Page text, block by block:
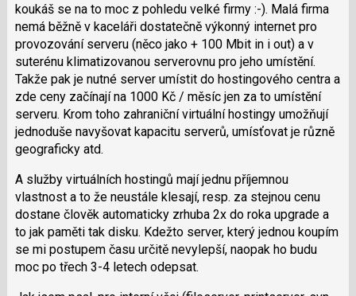
pro
následující
a
P
pro
předchozí
nový
názor
koukáš se na to moc z pohledu velké firmy :-). Malá firma
nemá běžně v kaceláři dostatečně výkonný internet pro
provozování serveru (něco jako + 100 Mbit in i out) a v
suterénu klimatizovanou serverovnu pro jeho umístění.
Takže pak je nutné server umístit do hostingového centra a
zde ceny začínají na 1000 Kč / měsíc jen za to umístění
serveru. Krom toho zahraniční virtuální hostingy umožňují
jednoduše navyšovat kapacitu serverů, umísťovat je různě
geograficky atd.
A služby virtuálních hostingů mají jednu příjemnou
vlastnost a to že neustále klesají, resp. za stejnou cenu
dostane člověk automaticky zrhuba 2x do roka upgrade a
to jak paměti tak disku. Kdežto server, který jednou koupím
se mi postupem času určitě nevylepší, naopak ho budu
moc po třech 3-4 letech odepsat.